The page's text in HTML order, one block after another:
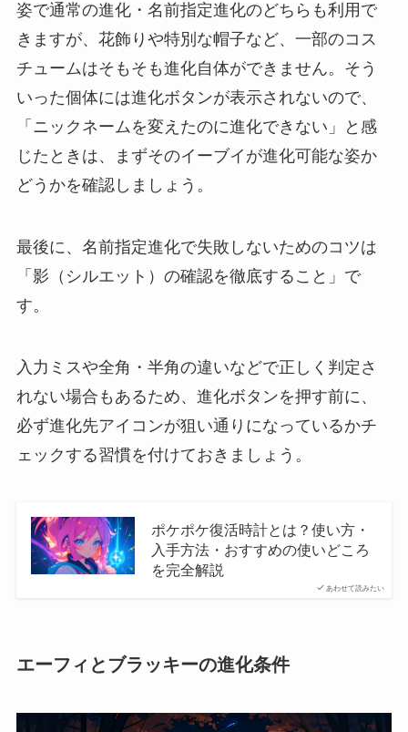
姿で通常の進化・名前指定進化のどちらも利用で
きますが、花飾りや特別な帽子など、一部のコス
チュームはそもそも進化自体ができません。そう
いった個体には進化ボタンが表示されないので、
「ニックネームを変えたのに進化できない」と感
じたときは、まずそのイーブイが進化可能な姿か
どうかを確認しましょう。
最後に、名前指定進化で失敗しないためのコツは
「影（シルエット）の確認を徹底すること」で
す。
入力ミスや全角・半角の違いなどで正しく判定さ
れない場合もあるため、進化ボタンを押す前に、
必ず進化先アイコンが狙い通りになっているかチ
ェックする習慣を付けておきましょう。
あわせて読みたい
ポケポケ復活時計とは？使い方・
入手方法・おすすめの使いどころ
を完全解説
エーフィとブラッキーの進化条件